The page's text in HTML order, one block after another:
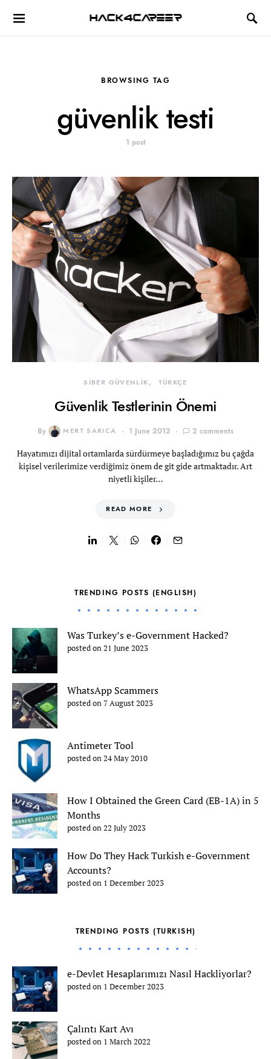
Hack4Career
BROWSING TAG
güvenlik testi
1 post
SİBER GÜVENLİK TÜRKÇE
Güvenlik Testlerinin Önemi
By MERT SARICA 1 June 2012 2 comments
Hayatımızı dijital ortamlarda sürdürmeye başladığımız bu çağda
kişisel verilerimize verdiğimiz önem de git gide artmaktadır. Art
niyetli kişiler…
READ MORE
TRENDING POSTS (ENGLISH)
Was Turkey’s e-Government Hacked?
posted on 21 June 2023
WhatsApp Scammers
posted on 7 August 2023
Antimeter Tool
posted on 24 May 2010
How I Obtained the Green Card (EB-1A) in 5
Months
posted on 22 July 2023
How Do They Hack Turkish e-Government
Accounts?
posted on 1 December 2023
TRENDING POSTS (TURKISH)
e-Devlet Hesaplarımızı Nasıl Hackliyorlar?
posted on 1 December 2023
Çalıntı Kart Avı
posted on 1 March 2022